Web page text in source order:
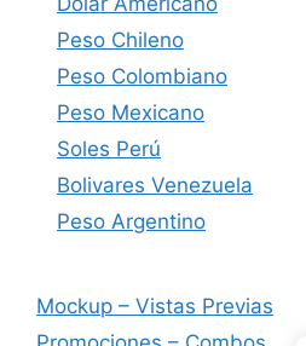
Peso Chileno
Peso Colombiano
Peso Mexicano
Soles Perú
Bolivares Venezuela
Peso Argentino
Mockup – Vistas Previas